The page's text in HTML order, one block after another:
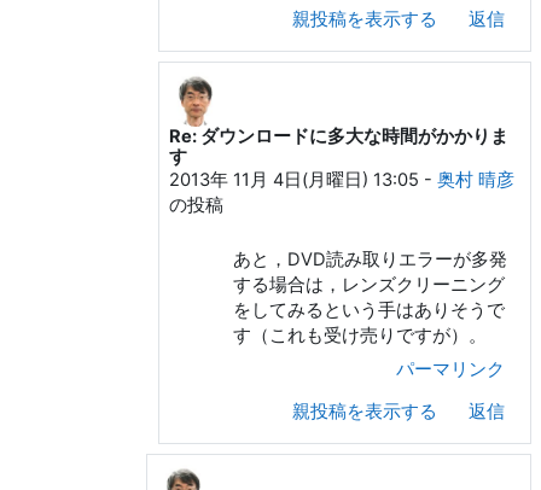
親投稿を表示する
返信
KUROKI Yusuke への返信
Re: ダウンロードに多大な時間がかかりま
す
2013年 11月 4日(月曜日) 13:05 - 奥村 晴彦
の投稿
あと，DVD読み取りエラーが多発
する場合は，レンズクリーニング
をしてみるという手はありそうで
す（これも受け売りですが）。
パーマリンク
親投稿を表示する
返信